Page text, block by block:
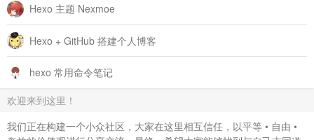
Hexo 主题 Nexmoe
Hexo + GitHub 搭建个人博客
hexo 常用命令笔记
欢迎来到这里！
我们正在构建一个小众社区，大家在这里相互信任，以平等 • 自由 •